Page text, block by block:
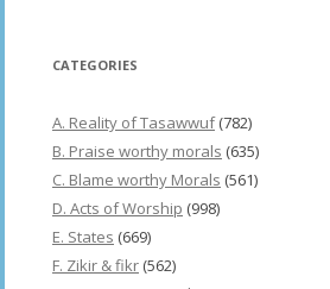
CATEGORIES
A. Reality of Tasawwuf(782)
B. Praise worthy morals (635)
C. Blame worthy Morals (561)
D. Acts of Worship (998)
E. States (669)
F. Zikir & fikr (562)